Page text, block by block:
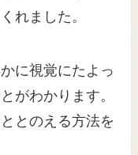
れました。
に視覚にたよっ
がわかります。
とのえる方法を